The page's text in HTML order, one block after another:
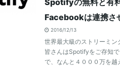
Spotifyの無料と有
Facebookは連携さ
2016/12/13
世界最大級のストリーミン
皆さんはSpotifyをご存知
で、なんと４０００万を越